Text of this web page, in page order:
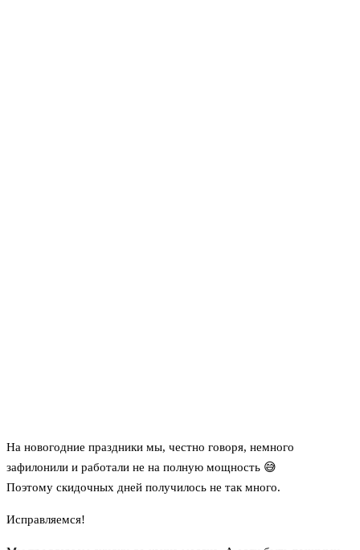
На новогодние праздники мы, честно говоря, немного
зафилонили и работали не на полную мощность 😅
Поэтому скидочных дней получилось не так много.
Исправляемся!